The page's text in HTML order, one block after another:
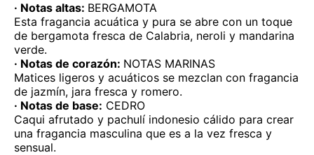
· Notas altas: BERGAMOTA
Esta fragancia acuática y pura se abre con un toque
de bergamota fresca de Calabria, neroli y mandarina
verde.
· Notas de corazón: NOTAS MARINAS
Matices ligeros y acuáticos se mezclan con fragancia
de jazmín, jara fresca y romero.
· Notas de base: CEDRO
Caqui afrutado y pachulí indonesio cálido para crear
una fragancia masculina que es a la vez fresca y
sensual.